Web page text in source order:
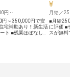
円～
円～350,000円で安
宅補助あり！新生活
ト ■残業ほぼなし！
月給／
■月給
に評価 ■
スが無料